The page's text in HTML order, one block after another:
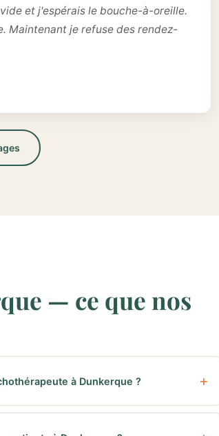
et j'espérais le bouche-à-oreille.
Maintenant je refuse des rendez-
— ce que nos
à Dunkerque ?